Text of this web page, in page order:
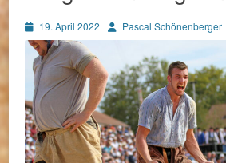
Posted
on
19. April 2022 AutorPascal Schönenberger